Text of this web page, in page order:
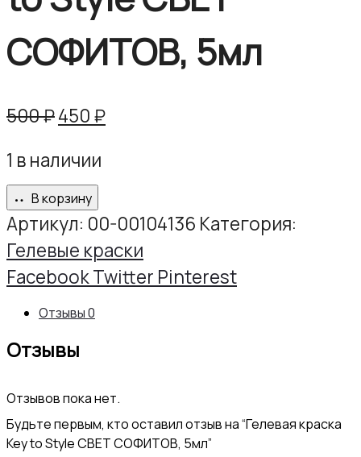
СОФИТОВ, 5мл
500₽Первоначальная
составляла
500 ₽.
450₽Текущая
1 в наличии
В корзину
Артикул: 00-00104136 Категория:
Гелевые краски
Share
FacebookTwitter Pinterest
Отзывы0
Отзывы
Отзывов пока нет.
Будьте первым, кто оставил отзыв на “Гелевая краска
Key to Style СВЕТ СОФИТОВ, 5мл”